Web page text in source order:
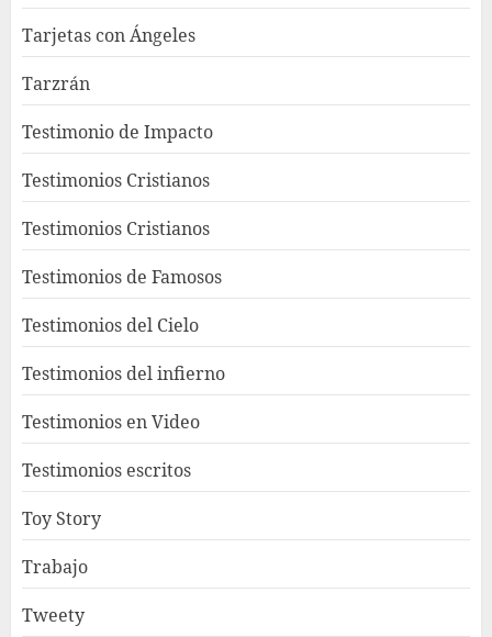
Tarjetas con Ángeles
Tarzrán
Testimonio de Impacto
Testimonios Cristianos
Testimonios Cristianos
Testimonios de Famosos
Testimonios del Cielo
Testimonios del infierno
Testimonios en Video
Testimonios escritos
Toy Story
Trabajo
Tweety